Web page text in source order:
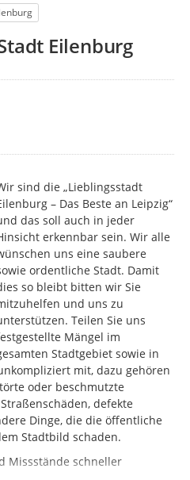
Eilenburg
sind die „Lieblingsstadt
– Das Beste an Leipzig“
das soll auch in jeder
erkennbar sein. Wir alle
uns eine saubere
ordentliche Stadt. Damit
so bleibt bitten wir Sie
und uns zu
Teilen Sie uns
Mängel im
Stadtgebiet sowie in
mit, dazu gehören
oder beschmutzte
defekte
Dinge, die die öffentliche
Stadtbild schaden.
Missstände schneller